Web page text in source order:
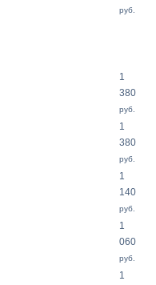
руб.
1
380
руб.
1
380
руб.
1
140
руб.
1
060
руб.
1